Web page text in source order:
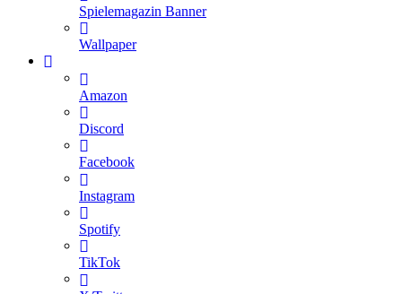
Spielemagazin Banner
Wallpaper
Amazon
Discord
Facebook
Instagram
Spotify
TikTok